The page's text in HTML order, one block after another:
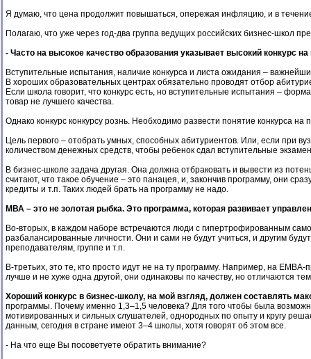
Я думаю, что цена продолжит повышаться, опережая инфляцию, и в
Полагаю, что уже через год-два группа ведущих российских бизнес-школ
- Часто на высокое качество образования указывает высокий конкурс
Вступительные испытания, наличие конкурса и листа ожидания –
В хороших образовательных центрах обязательно проводят отбор
Если школа говорит, что конкурс есть, но вступительные испытания –
товар не лучшего качества.
Однако конкурс конкурсу рознь. Необходимо развести понятие конкурса
Цель первого – отобрать умных, способных абитуриентов. Или, если при
количеством денежных средств, чтобы ребенок сдал вступительные
В бизнес-школе задача другая. Она должна отбраковать и вывести из
считают, что такое обучение – это панацея, и, закончив программу, они
кредиты и т.п. Таких людей брать на программу не надо.
МВА – это не золотая рыбка. Это программа, которая развивает
Во-вторых, в каждом наборе встречаются люди с гипертрофированным
разбалансированные личности. Они и сами не будут учиться, и другим
преподавателям, группе и т.п.
В-третьих, это те, кто просто идут не на ту программу. Например, на
лучше и не хуже одна другой, они одинаковы по качеству, но отличаются
Хороший конкурс в бизнес-школу, на мой взгляд, должен составлять
программы. Почему именно 1,3–1,5 человека? Для того чтобы была
мотивированных и сильных слушателей, однородных по опыту и кругу
данным, сегодня в стране имеют 3–4 школы, хотя говорят об этом все.
- На что еще Вы посоветуете обратить внимание?